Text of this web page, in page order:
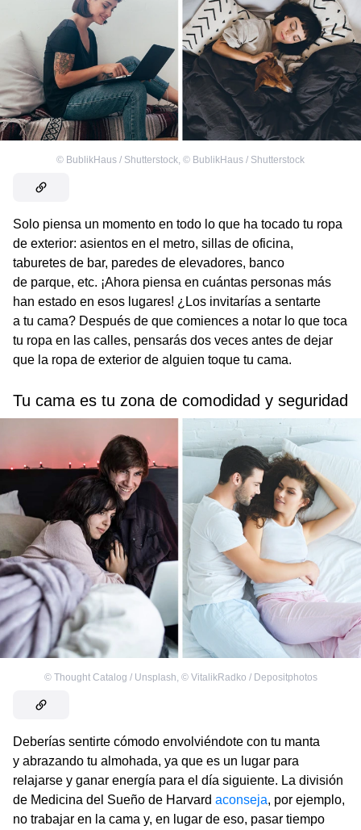
© BublikHaus / Shutterstock © BublikHaus / Shutterstock
Solo piensa un momento en todo lo que ha tocado tu ropa
de exterior: asientos en el metro, sillas de oficina,
taburetes de bar, paredes de elevadores, banco
de parque, etc. ¡Ahora piensa en cuántas personas más
han estado en esos lugares! ¿Los invitarías a sentarte
a tu cama? Después de que comiences a notar lo que toca
tu ropa en las calles, pensarás dos veces antes de dejar
que la ropa de exterior de alguien toque tu cama.
Tu cama es tu zona de comodidad y seguridad
© Thought Catalog / Unsplash, © VitalikRadko / Depositphotos
Deberías sentirte cómodo envolviéndote con tu manta
y abrazando tu almohada, ya que es un lugar para
relajarse y ganar energía para el día siguiente. La división
de Medicina del Sueño de Harvard aconseja, por ejemplo,
no trabajar en la cama y, en lugar de eso, pasar tiempo